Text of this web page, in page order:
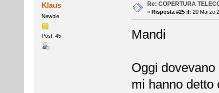
Klaus
Newbie
Post: 45
Re: COPERTURA
« Risposta #25 il: 20 Marzo
Mandi
Oggi
mi hanno detto